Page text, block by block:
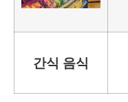
간식 음식